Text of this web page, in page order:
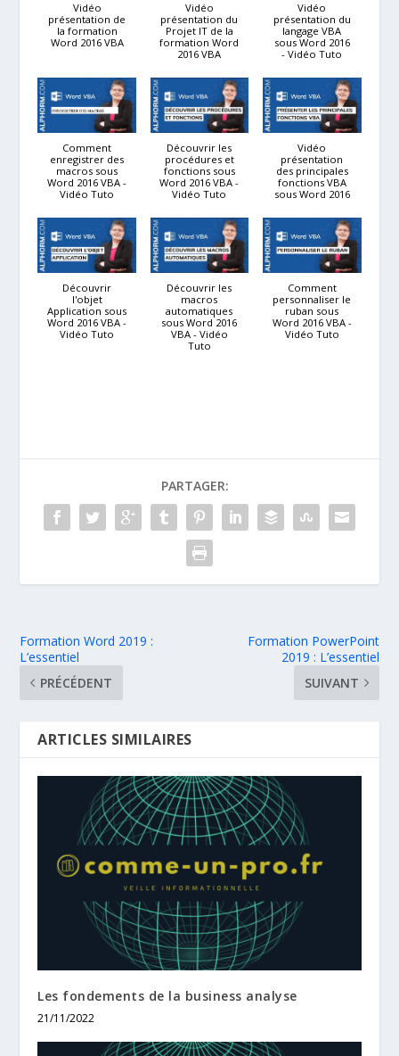
Vidéo
présentation de
la formation
Word 2016 VBA
Vidéo
présentation du
Projet IT de la
formation Word
2016 VBA
Vidéo
présentation du
langage VBA
sous Word 2016
- Vidéo Tuto
Comment
enregistrer des
macros sous
Word 2016 VBA -
Vidéo Tuto
Découvrir les
procédures et
fonctions sous
Word 2016 VBA -
Vidéo Tuto
Vidéo
présentation
des principales
fonctions VBA
sous Word 2016
Découvrir
l'objet
Application sous
Word 2016 VBA -
Vidéo Tuto
Découvrir les
macros
automatiques
sous Word 2016
VBA - Vidéo
Tuto
Comment
personnaliser le
ruban sous
Word 2016 VBA -
Vidéo Tuto
PARTAGER:
Formation Word 2019 :
L’essentiel
PRÉCÉDENT
Formation PowerPoint
2019 : L’essentiel
SUIVANT
ARTICLES SIMILAIRES
Les fondements de la business analyse
21/11/2022